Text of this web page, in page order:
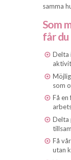
samma
Som
får du
Delta
som
Få en
Delta
Få
utan